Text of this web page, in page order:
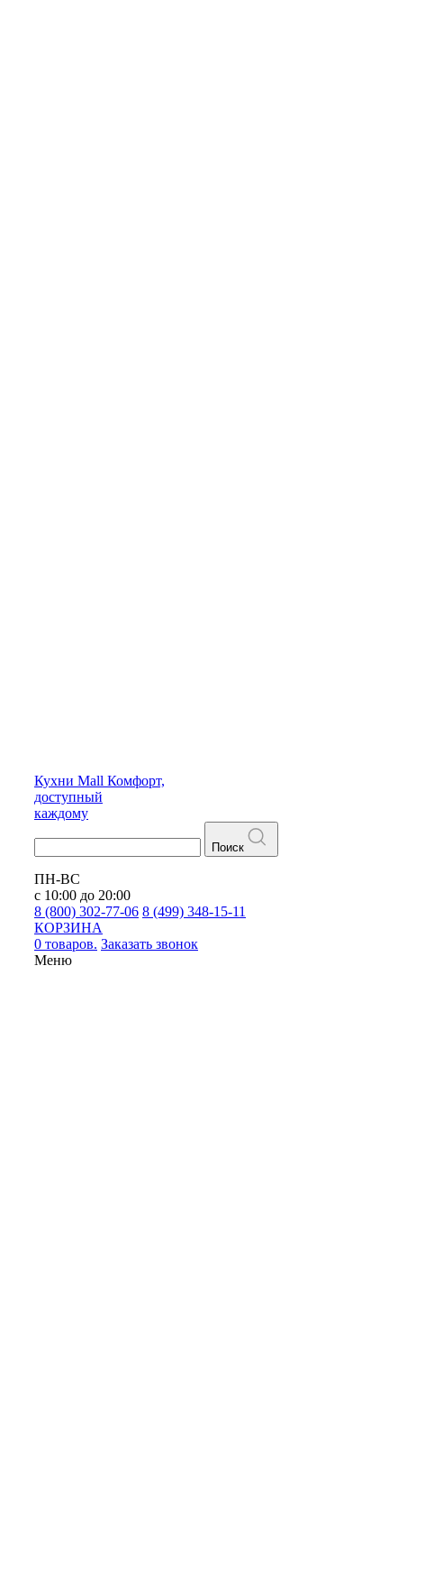
Кухни Mall Комфорт,
доступный
каждому
Поиск
ПН-ВС
с 10:00 до 20:00
8 (800) 302-77-06 8 (499) 348-15-11
КОРЗИНА
0 товаров. Заказать звонок
Меню